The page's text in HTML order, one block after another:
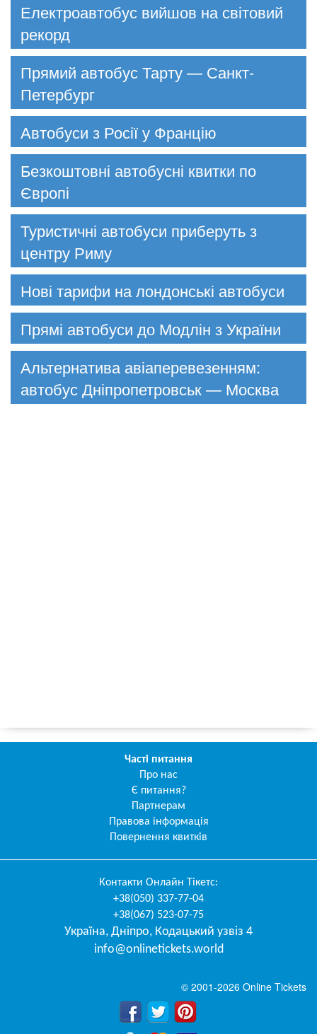
Електроавтобус вийшов на світовий
рекорд
Прямий автобус Тарту — Санкт-
Петербург
Автобуси з Росії у Францію
Безкоштовні автобусні квитки по
Європі
Туристичні автобуси приберуть з
центру Риму
Нові тарифи на лондонські автобуси
Прямі автобуси до Модлін з України
Альтернатива авіаперевезенням:
автобус Дніпропетровськ — Москва
Часті питання
Про нас
Є питання?
Партнерам
Правова інформація
Повернення квитків
Контакти Онлайн Тікетс:
+38(050) 337-77-04
+38(067) 523-07-75
Україна, Дніпро, Кодацький узвіз 4
info@onlinetickets.world
© 2001-2026 Online Tickets